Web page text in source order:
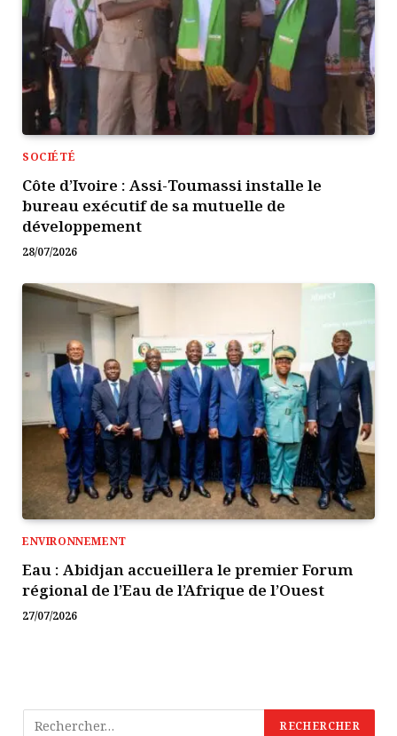
SOCIÉTÉ
Côte d’Ivoire : Assi-Toumassi installe le
bureau exécutif de sa mutuelle de
développement
28/07/2026
ENVIRONNEMENT
Eau : Abidjan accueillera le premier Forum
régional de l’Eau de l’Afrique de l’Ouest
27/07/2026